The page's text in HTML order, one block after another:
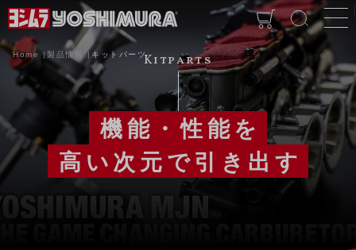
Home 製品情報 キットパーツKitparts
機能・性能を
高い次元で引き出す